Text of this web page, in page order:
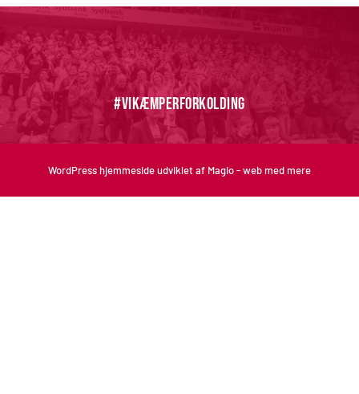
#vikæmperforkolding
WordPress hjemmeside udviklet af Magio - web med mere